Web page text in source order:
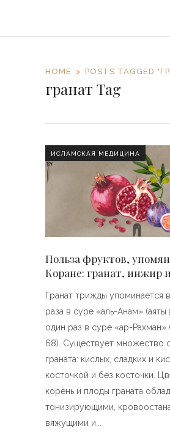
HOME POSTS TAGGED
гранат Tag
ИСЛАМСКАЯ МЕДИЦИНА
Польза фруктов,
Коране: гранат, инжир
Гранат трижды упоминается
раза в суре «аль-Анам» (аяты
один раз в суре «ар-Рахман»
68). Существует множество
граната: кислых, сладких и
косточкой и без косточки.
корень и плоды граната
тонизирующими,
вяжущими и